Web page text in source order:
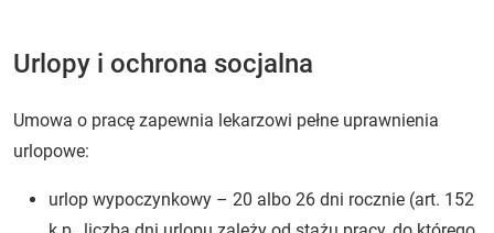
Urlopy i ochrona socjalna
Umowa o pracę zapewnia lekarzowi pełne uprawnienia
urlopowe:
urlop wypoczynkowy – 20 albo 26 dni rocznie (art. 152